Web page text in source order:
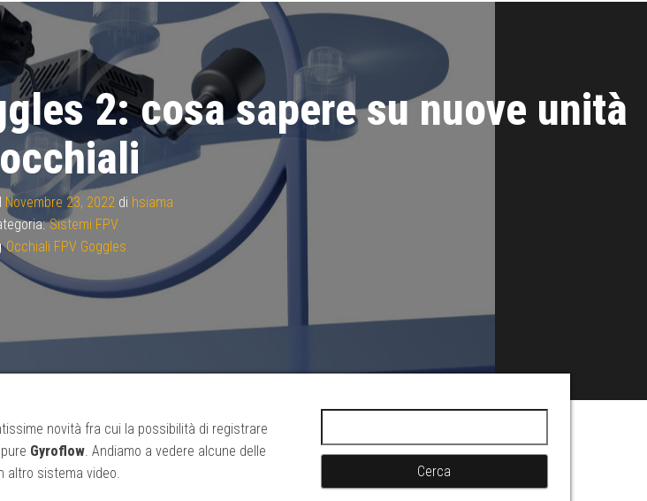
2: cosa sapere su nuove unità
Novembre 23, 2022 di hsiama
Sistemi FPV
Occhiali FPV Goggles
novità fra cui la possibilità di registrare
Gyroflow. Andiamo a vedere alcune delle
altro sistema video.